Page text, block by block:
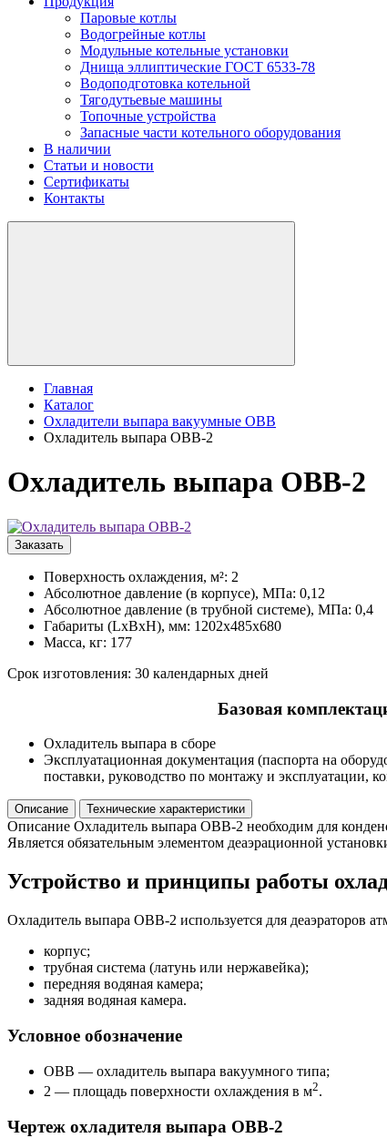
Паровые котлы
Водогрейные котлы
Модульные котельные установки
Днища эллиптические ГОСТ 6533-78
Водоподготовка котельной
Тягодутьевые машины
Топочные устройства
Запасные части котельного оборудования
В наличии
Статьи и новости
Сертификаты
Контакты
Главная
Каталог
Охладители выпара вакуумные ОВВ
Охладитель выпара ОВВ-2
Охладитель выпара ОВВ-2
Заказать
Поверхность охлаждения, м²: 2
Абсолютное давление (в корпусе), МПа: 0,12
Абсолютное давление (в трубной системе), МПа: 0,4
Габариты (LxBxH), мм: 1202x485x680
Масса, кг: 177
Срок изготовления: 30 календарных дней
Базовая
Охладитель выпара в сборе
Эксплуатационная документация (паспорта на
поставки, руководство по монтажу и эксплуатации,
Описание Технические характеристики
Описание Охладитель выпара ОВВ-2 необходим для
Является обязательным элементом деаэрационной
Устройство и принципы работы
Охладитель выпара ОВВ-2 используется для деаэраторов
корпус;
трубная система (латунь или нержавейка);
передняя водяная камера;
задняя водяная камера.
Условное обозначение
ОВВ — охладитель выпара вакуумного типа;
2 — площадь поверхности охлаждения в м2.
Чертеж охладителя выпара ОВВ-2